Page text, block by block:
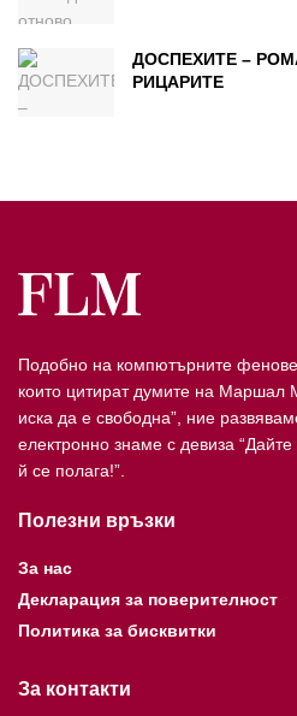
ДОСПЕХИТЕ –
РИЦАРИТЕ
Подобно на компютърните фенове
които цитират думите на Маршал
иска да е свободна”, ние
електронно знаме с девиза
й се полага!”.
Полезни връзки
За нас
Декларация за поверителност
Политика за бисквитки
За контакти